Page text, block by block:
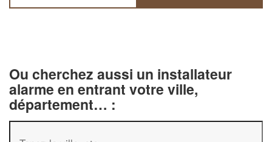
Ou cherchez aussi un installateur
alarme en entrant votre ville,
département… :